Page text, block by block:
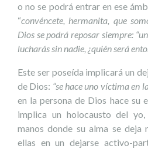
o no se podrá entrar en ese
“convéncete, hermanita, que
Dios se podrá reposar siempre:
lucharás sin nadie, ¿quién será
Este ser poseída implicará un
de Dios: “se hace uno víctima en
en la persona de Dios hace su
implica un holocausto del
manos donde su alma se deja
ellas en un dejarse activo-